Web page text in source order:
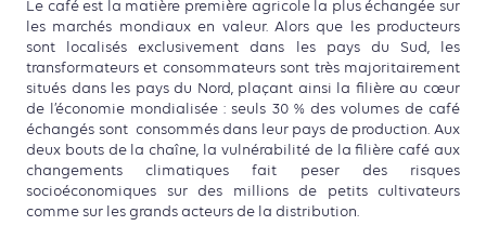
Le café est la matière première agricole la plus échangée sur
les marchés mondiaux en valeur. Alors que les producteurs
sont localisés exclusivement dans les pays du Sud, les
transformateurs et consommateurs sont très majoritairement
situés dans les pays du Nord, plaçant ainsi la filière au cœur
de l’économie mondialisée : seuls 30 % des volumes de café
échangés sont consommés dans leur pays de production. Aux
deux bouts de la chaîne, la vulnérabilité de la filière café aux
changements climatiques fait peser des risques
socioéconomiques sur des millions de petits cultivateurs
comme sur les grands acteurs de la distribution.